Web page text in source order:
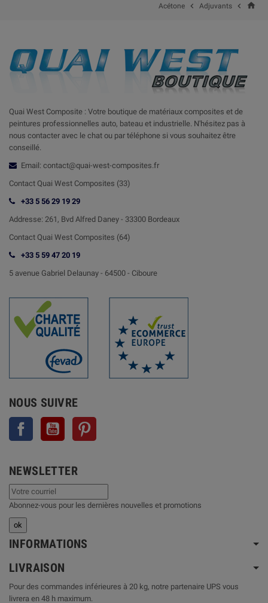
home

Adjuvants

Acétone
Quai West Composite : Votre boutique de matériaux composites et de
peintures professionnelles auto, bateau et industrielle. N'hésitez pas à
nous contacter avec le chat ou par téléphone si vous souhaitez être
conseillé.
Email: contact@quai-west-composites.fr
Contact Quai West Composites (33)
+33 5 56 29 19 29
Addresse: 261, Bvd Alfred Daney - 33300 Bordeaux
Contact Quai West Composites (64)
+33 5 59 47 20 19
5 avenue Gabriel Delaunay - 64500 - Ciboure
NOUS SUIVRE
Facebook YouTube
NEWSLETTER
Abonnez-vous pour les dernières nouvelles et promotions
INFORMATIONS
LIVRAISON
Pour des commandes inférieures à 20 kg, notre partenaire UPS vous
livrera en 48 h maximum.